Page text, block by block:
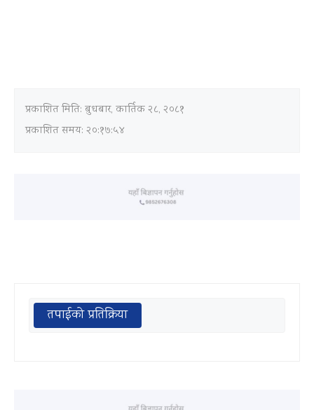
प्रकाशित मिति: बुधबार, कार्तिक २८, २०८१
प्रकाशित समय: २०:१७:५४
तपाईको प्रतिक्रिया